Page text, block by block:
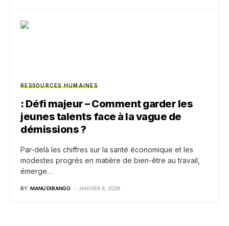
RESSOURCES HUMAINES
: Défi majeur – Comment garder les
jeunes talents face à la vague de
démissions ?
Par-delà les chiffres sur la santé économique et les
modestes progrès en matière de bien-être au travail,
émerge…
BY MANU DIBANGO JANVIER 6, 2026